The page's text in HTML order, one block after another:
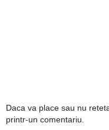
Daca va place sau nu
printr-un comentariu.